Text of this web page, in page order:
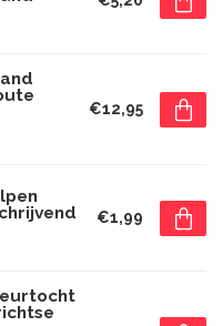
€12,95
€1,99